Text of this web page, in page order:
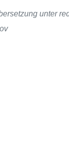
unter